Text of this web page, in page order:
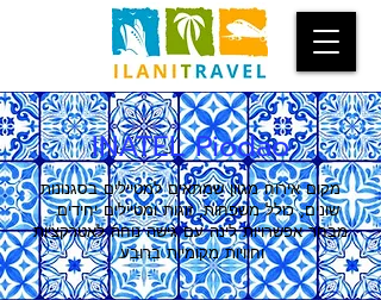
INATEL Piodao
מקום אירוח מגוון שמתאים למטיילים בסגנונות
שונים, כולל משפחות, זוגות ומטיילים יחידים.
מבחר אפשרויות לינה עם גישה נוחה לאטרקציות
וחוויות מקומיות ברובע.